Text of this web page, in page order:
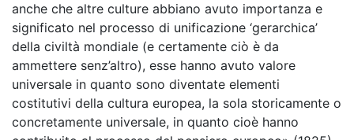
anche che altre culture abbiano avuto importanza e
significato nel processo di unificazione ‘gerarchica’
della civiltà mondiale (e certamente ciò è da
ammettere senz’altro), esse hanno avuto valore
universale in quanto sono diventate elementi
costitutivi della cultura europea, la sola storicamente o
concretamente universale, in quanto cioè hanno